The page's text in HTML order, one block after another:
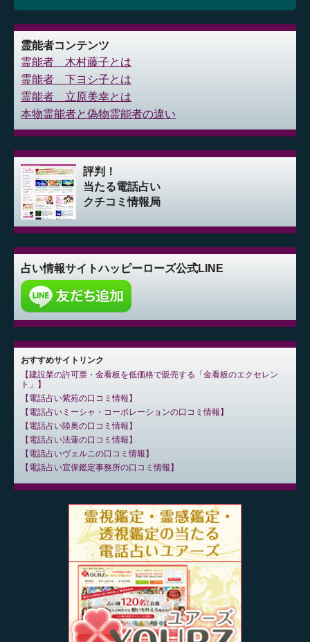
霊能者コンテンツ
霊能者 木村藤子とは
霊能者 下ヨシ子とは
霊能者 立原美幸とは
本物霊能者と偽物霊能者の違い
評判！
当たる電話占い
クチコミ情報局
占い情報サイトハッピーローズ公式LINE
おすすめサイトリンク
建設業の許可票・金看板を低価格で販売する「金看板のエクセレン
ト」
電話占い紫苑の口コミ情報
電話占いミーシャ・コーポレーションの口コミ情報
電話占い陸奥の口コミ情報
電話占い法蓮の口コミ情報
電話占いヴェルニの口コミ情報
電話占い宜保鑑定事務所の口コミ情報